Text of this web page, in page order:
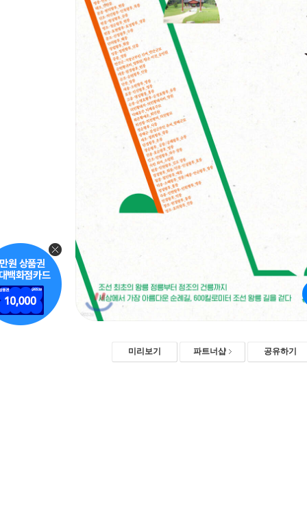
미리보기 파트너샵 공유하기